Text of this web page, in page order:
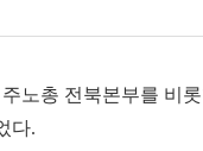
노총 전북본부를 비
다.